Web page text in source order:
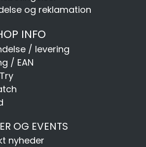
og reklamation
INFO
/ levering
/ EAN
OG EVENTS
nyheder